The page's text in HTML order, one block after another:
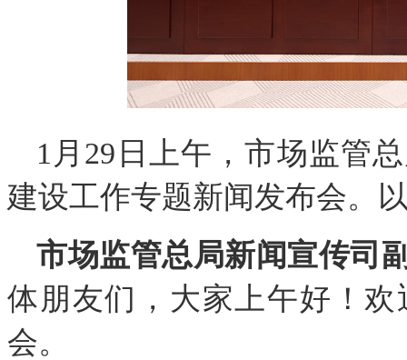
1月29日上午，市场监管
建设工作专题新闻发布会。
市场监管总局新闻宣传司
体朋友们，大家上午好！
会。